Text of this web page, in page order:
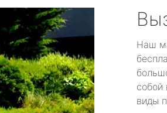
Наш
собой
виды